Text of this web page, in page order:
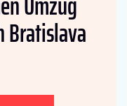
Bratislava